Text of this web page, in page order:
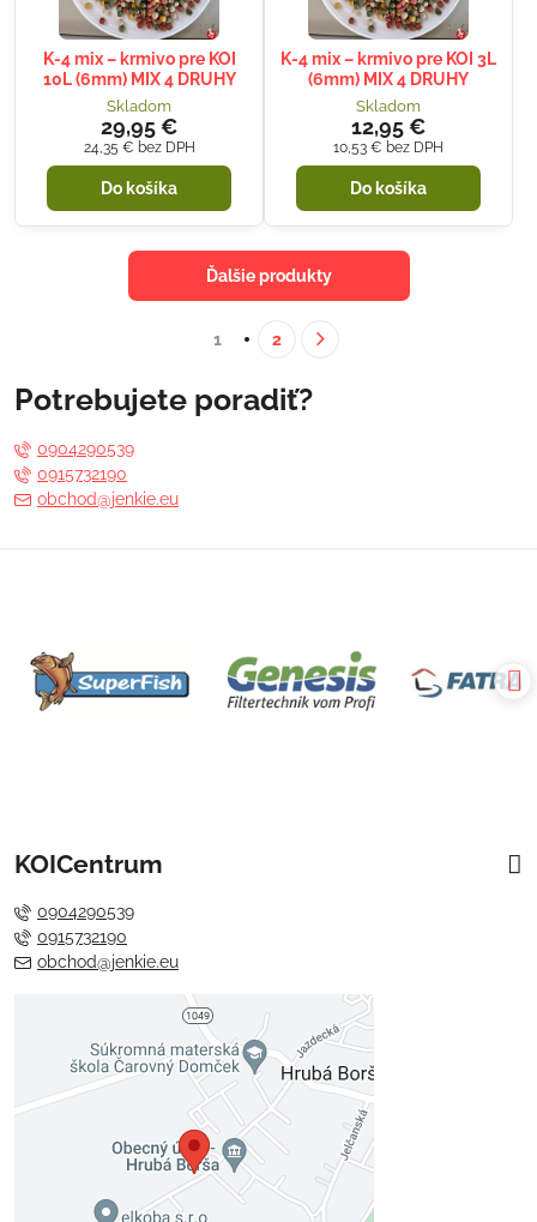
K-4 mix – krmivo pre KOI
10L (6mm) MIX 4 DRUHY
Skladom
29,95 €
24,35 € bez DPH
Do košíka
K-4 mix – krmivo pre KOI 3L
(6mm) MIX 4 DRUHY
Skladom
12,95 €
10,53 € bez DPH
Do košíka
Ďalšie produkty
1 2
Potrebujete poradiť?
0904290539
0915732190
obchod@jenkie.eu
KOICentrum
0904290539
0915732190
obchod@jenkie.eu
Externý obsah je blokovaný
Voľbami súkromia
Prajete si načítať externý obsah?
Povoliť tentokrát